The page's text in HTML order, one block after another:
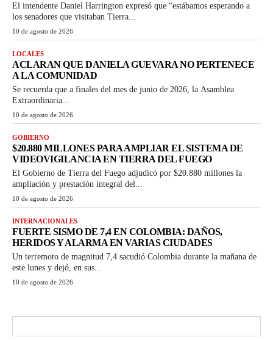
El intendente Daniel Harrington expresó que “estábamos esperando a
los senadores que visitaban Tierra...
10 de agosto de 2026
LOCALES
ACLARAN QUE DANIELA GUEVARA NO PERTENECE
A LA COMUNIDAD
Se recuerda que a finales del mes de junio de 2026, la Asamblea
Extraordinaria...
10 de agosto de 2026
GOBIERNO
$20.880 MILLONES PARA AMPLIAR EL SISTEMA DE
VIDEOVIGILANCIA EN TIERRA DEL FUEGO
El Gobierno de Tierra del Fuego adjudicó por $20.880 millones la
ampliación y prestación integral del...
10 de agosto de 2026
INTERNACIONALES
FUERTE SISMO DE 7,4 EN COLOMBIA: DAÑOS,
HERIDOS Y ALARMA EN VARIAS CIUDADES
Un terremoto de magnitud 7,4 sacudió Colombia durante la mañana de
este lunes y dejó, en sus...
10 de agosto de 2026